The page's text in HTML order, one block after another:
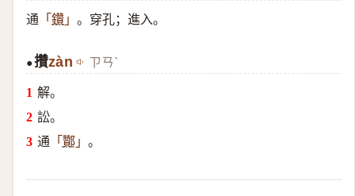
通 「 鑽 」 。穿孔；進入。
●攢zàn ㄗㄢˋ
解。
訟。
通 「 酇」 。